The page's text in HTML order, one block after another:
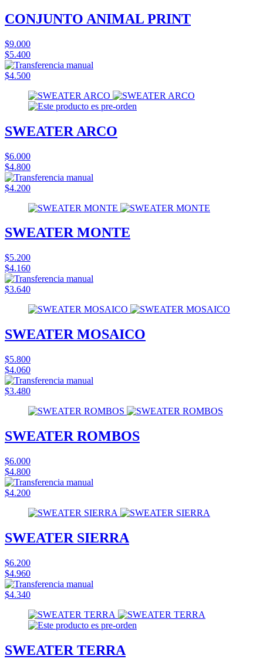
CONJUNTO ANIMAL PRINT
$9.000
$5.400
$4.500
SWEATER ARCO
$6.000
$4.800
$4.200
SWEATER MONTE
$5.200
$4.160
$3.640
SWEATER MOSAICO
$5.800
$4.060
$3.480
SWEATER ROMBOS
$6.000
$4.800
$4.200
SWEATER SIERRA
$6.200
$4.960
$4.340
SWEATER TERRA